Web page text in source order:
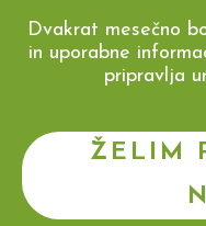
Dvakrat mesečno
in uporabne
pripravlja
ŽELIM